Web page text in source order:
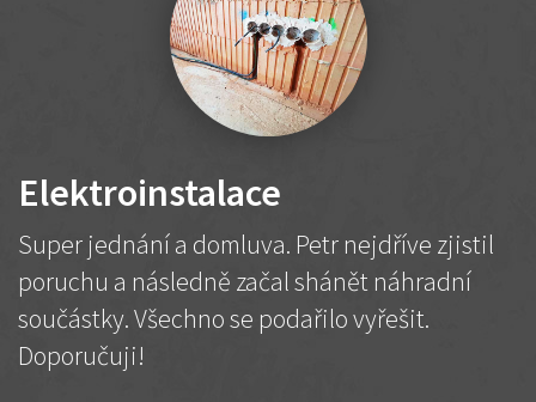
Elektroinstalace
Super jednání a domluva. Petr nejdříve zjistil
poruchu a následně začal shánět náhradní
součástky. Všechno se podařilo vyřešit.
Doporučuji!